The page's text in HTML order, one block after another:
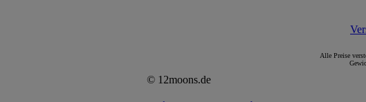
Alle Preise
© 12moons.de